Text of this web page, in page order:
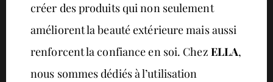
créer des produits qui non seulement
améliorent la beauté extérieure mais aussi
renforcent la confiance en soi. Chez ELLA,
nous sommes dédiés à l’utilisation